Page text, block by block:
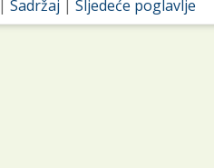
|Sadržaj |Sljedeće poglavlje